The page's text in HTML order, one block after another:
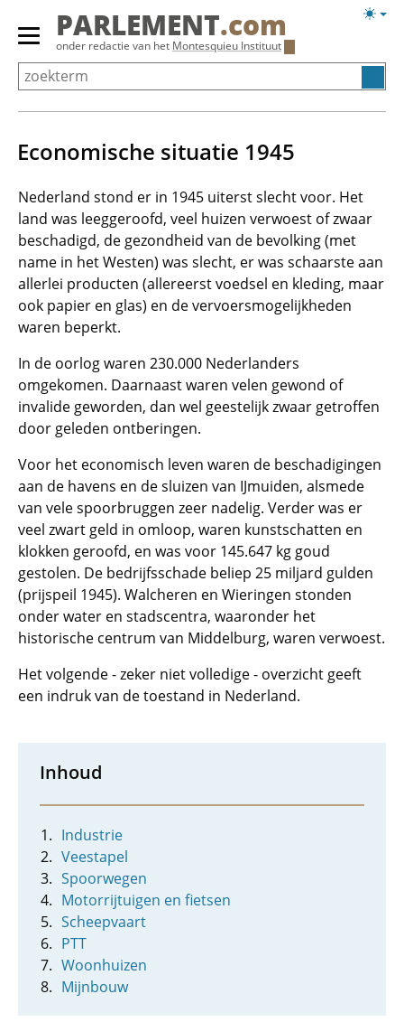
Overslaan
Primair
menu
tonen/verbergen
PARLEMENT.com
onder redactie van het Montesquieu Instituut
Economische situatie 1945
Nederland stond er in 1945 uiterst slecht voor. Het
land was leeggeroofd, veel huizen verwoest of zwaar
beschadigd, de gezondheid van de bevolking (met
name in het Westen) was slecht, er was schaarste aan
allerlei producten (allereerst voedsel en kleding, maar
ook papier en glas) en de vervoersmogelijkheden
waren beperkt.
In de oorlog waren 230.000 Nederlanders
omgekomen. Daarnaast waren velen gewond of
invalide geworden, dan wel geestelijk zwaar getroffen
door geleden ontberingen.
Voor het economisch leven waren de beschadigingen
aan de havens en de sluizen van IJmuiden, alsmede
van vele spoorbruggen zeer nadelig. Verder was er
veel zwart geld in omloop, waren kunstschatten en
klokken geroofd, en was voor 145.647 kg goud
gestolen. De bedrijfsschade beliep 25 miljard gulden
(prijspeil 1945). Walcheren en Wieringen stonden
onder water en stadscentra, waaronder het
historische centrum van Middelburg, waren verwoest.
Het volgende - zeker niet volledige - overzicht geeft
een indruk van de toestand in Nederland.
Inhoud
Industrie
Veestapel
Spoorwegen
Motorrijtuigen en fietsen
Scheepvaart
PTT
Woonhuizen
Mijnbouw